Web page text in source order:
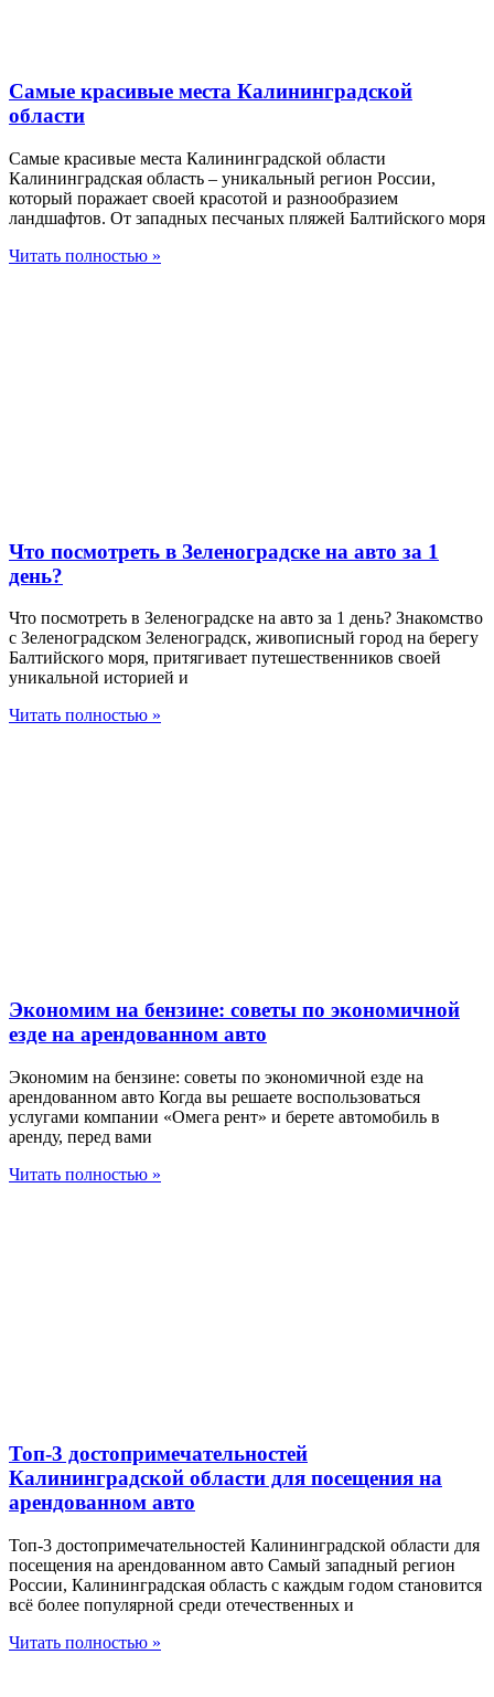
Самые красивые места Калининградской
области
Самые красивые места Калининградской области
Калининградская область – уникальный регион России,
который поражает своей красотой и разнообразием
ландшафтов. От западных песчаных пляжей Балтийского моря
Читать полностью »
Что посмотреть в Зеленоградске на авто за 1
день?
Что посмотреть в Зеленоградске на авто за 1 день? Знакомство
с Зеленоградском Зеленоградск, живописный город на берегу
Балтийского моря, притягивает путешественников своей
уникальной историей и
Читать полностью »
Экономим на бензине: советы по экономичной
езде на арендованном авто
Экономим на бензине: советы по экономичной езде на
арендованном авто Когда вы решаете воспользоваться
услугами компании «Омега рент» и берете автомобиль в
аренду, перед вами
Читать полностью »
Топ-3 достопримечательностей
Калининградской области для посещения на
арендованном авто
Топ-3 достопримечательностей Калининградской области для
посещения на арендованном авто Самый западный регион
России, Калининградская область с каждым годом становится
всё более популярной среди отечественных и
Читать полностью »